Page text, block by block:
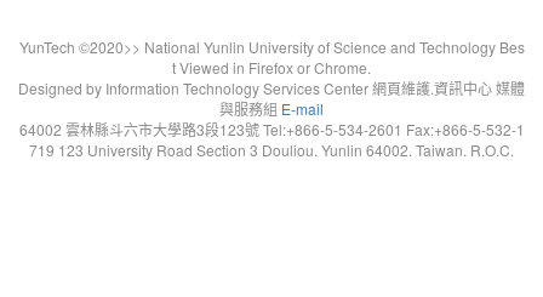
YunTech ©2020>> National Yunlin University of Science and Technology Bes
t Viewed in Firefox or Chrome.
Designed by Information Technology Services Center 網頁維護.資訊中心 媒體
與服務組 E-mail
64002 雲林縣斗六市大學路3段123號 Tel:+866-5-534-2601 Fax:+866-5-532-1
719 123 University Road Section 3 Douliou. Yunlin 64002. Taiwan. R.O.C.